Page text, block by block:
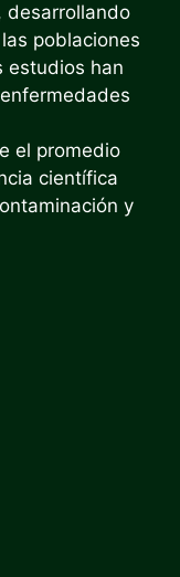
desarrollando
poblaciones
estudios han
el promedio
científica
y